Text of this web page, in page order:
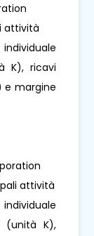
attività
K), ricavi
e margine
attività
(unità K),